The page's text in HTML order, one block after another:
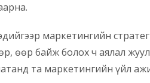
маркетингийн
өөр байж болох ч аялал
та маркетингийн үйл